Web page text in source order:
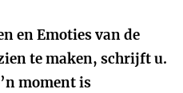
en Emoties van de
te maken, schrijft u.
moment is